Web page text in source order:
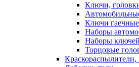
Ключи,
Ключи гаечные
Наборы
Наборы
Торцовые